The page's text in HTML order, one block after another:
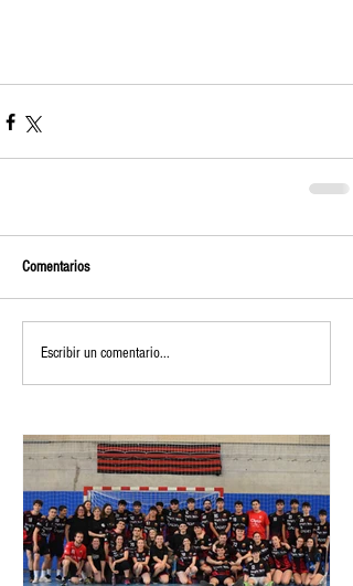
Comentarios
Escribir un comentario...